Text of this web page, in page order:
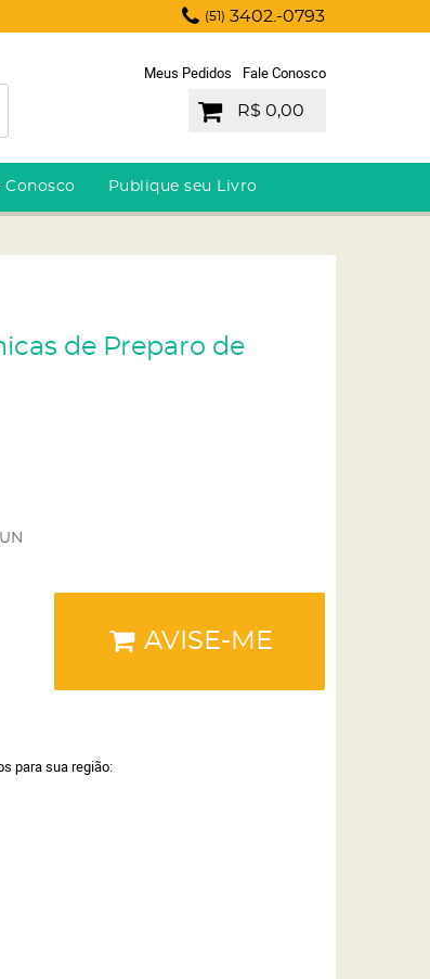
(51) 3402.-0793
Meus Pedidos Fale Conosco
R$ 0,00
Conosco Publique seu Livro
de Preparo de
UN
AVISE-ME
para sua região: